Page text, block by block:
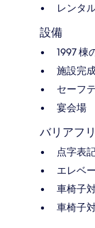
レンタ
設備
1997 棟
施設完
セーフ
宴会場
バリアフ
点字表
エレベ
車椅子
車椅子